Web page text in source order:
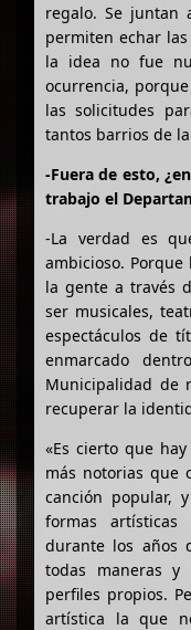
regalo. Se juntan
permiten echar
la idea no fue
ocurrencia,
las solicitudes
tantos barrios de
-Fuera de esto,
trabajo el
-La verdad es
ambicioso.
la gente a través
ser musicales,
espectáculos de
enmarcado
Municipalidad de
recuperar la
«Es cierto que
más notorias que
canción popular,
formas
durante los años
todas maneras y
perfiles propios.
artística la que